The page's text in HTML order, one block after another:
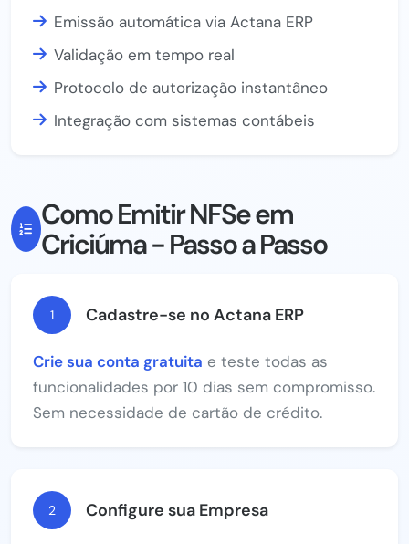
Emissão automática via Actana ERP
Validação em tempo real
Protocolo de autorização instantâneo
Integração com sistemas contábeis
Como Emitir NFSe em
Criciúma - Passo a Passo
1 Cadastre-se no Actana ERP
Crie sua conta gratuita e teste todas as
funcionalidades por 10 dias sem compromisso.
Sem necessidade de cartão de crédito.
2 Configure sua Empresa